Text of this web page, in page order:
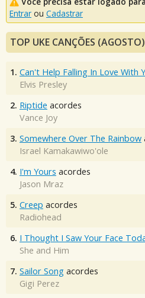
Entrar ou Cadastrar
TOP UKE CANÇÕES (AGOSTO)
1. Can't Help Falling In Love With
Elvis Presley
2. Riptide acordes
Vance Joy
3. Somewhere Over The Rainbow
Israel Kamakawiwo'ole
4. I'm Yours acordes
Jason Mraz
5. Creep acordes
Radiohead
6. I Thought I Saw Your Face
She and Him
7. Sailor Song acordes
Gigi Perez